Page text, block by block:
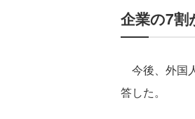
企業の7割
今後、外国
答した。